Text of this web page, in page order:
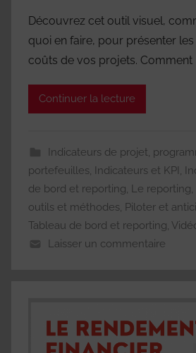
Découvrez cet outil visuel,
quoi en faire, pour présenter
coûts de vos projets. Comment
Continuer la lecture
Indicateurs de projet,
portefeuilles Indicateurs et KPI
de bord et reporting Le reporting
outils et méthodes Piloter et
Tableau de bord et reporting
Laisser un commentaire